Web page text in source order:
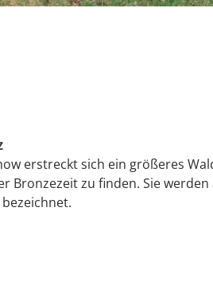
erstreckt sich ein größeres
Bronzezeit zu finden. Sie